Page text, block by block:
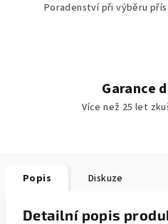
Poradenství při výběru
Garance
Více než 25 let
Popis Diskuze
Detailní popis